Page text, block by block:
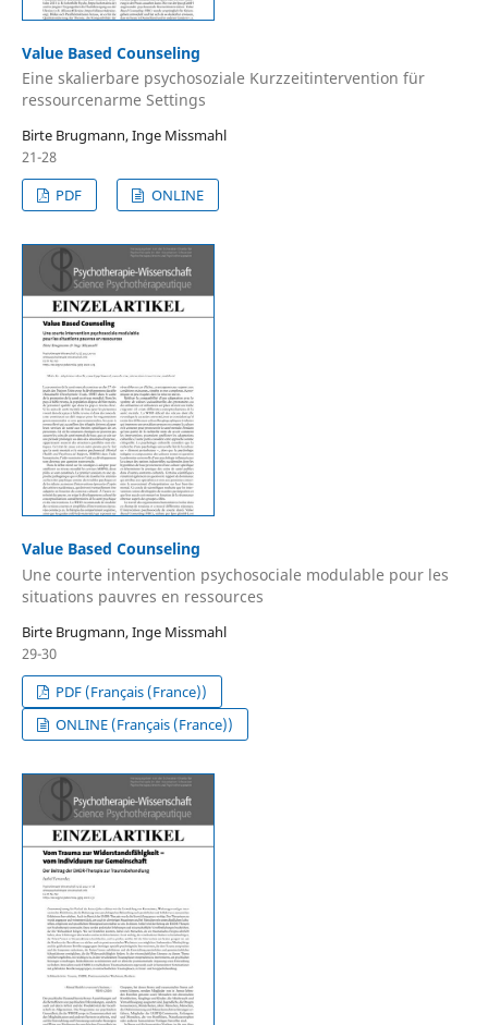
Value Based Counseling
Eine skalierbare psychosoziale Kurzzeitintervention für
ressourcenarme Settings
Birte Brugmann, Inge Missmahl
21-28
PDF
ONLINE
Value Based Counseling
Une courte intervention psychosociale modulable pour les
situations pauvres en ressources
Birte Brugmann, Inge Missmahl
29-30
PDF (Français (France))
ONLINE (Français (France))